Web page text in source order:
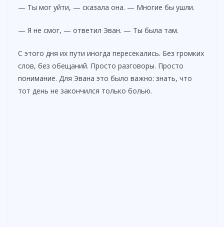
— Ты мог уйти, — сказала она. — Многие бы ушли.
— Я не смог, — ответил Эван. — Ты была там.
С этого дня их пути иногда пересекались. Без громких
слов, без обещаний. Просто разговоры. Просто
понимание. Для Эвана это было важно: знать, что
тот день не закончился только болью.